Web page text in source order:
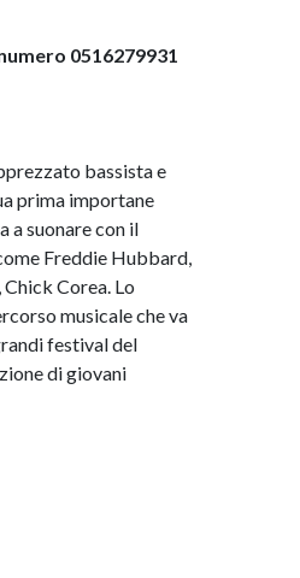
0516279931
bassista e
prima importane
a suonare con il
Freddie Hubbard,
Corea. Lo
musicale che va
festival del
di giovani